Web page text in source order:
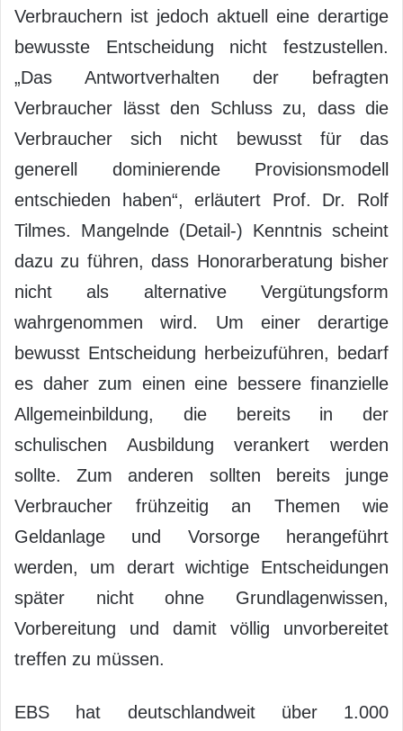
Verbrauchern ist jedoch aktuell eine derartige
bewusste Entscheidung nicht festzustellen.
„Das Antwortverhalten der befragten
Verbraucher lässt den Schluss zu, dass die
Verbraucher sich nicht bewusst für das
generell dominierende Provisionsmodell
entschieden haben“, erläutert Prof. Dr. Rolf
Tilmes. Mangelnde (Detail-) Kenntnis scheint
dazu zu führen, dass Honorarberatung bisher
nicht als alternative Vergütungsform
wahrgenommen wird. Um einer derartige
bewusst Entscheidung herbeizuführen, bedarf
es daher zum einen eine bessere finanzielle
Allgemeinbildung, die bereits in der
schulischen Ausbildung verankert werden
sollte. Zum anderen sollten bereits junge
Verbraucher frühzeitig an Themen wie
Geldanlage und Vorsorge herangeführt
werden, um derart wichtige Entscheidungen
später nicht ohne Grundlagenwissen,
Vorbereitung und damit völlig unvorbereitet
treffen zu müssen.
EBS hat deutschlandweit über 1.000